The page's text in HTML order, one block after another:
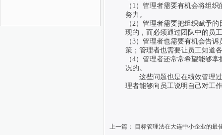
（1）管理者需要有机会将组
努力。
（2）管理者需要把组织赋予
现的，而必须通过团队中的员
（3）管理者也需要有机会告
策；管理者也需要让员工知道
（4）管理者还常常希望能够
况的。
这些问题也是在绩效管理
理者能够向员工说明自己对工
上一篇：
目标管理法在大连中小企业的最